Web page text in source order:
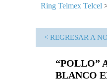
Ring Telmex Telcel
< REGRESAR A
“POLLO”
BLANCO